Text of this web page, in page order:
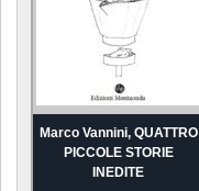
Marco Vannini, QUATTRO
PICCOLE STORIE
INEDITE